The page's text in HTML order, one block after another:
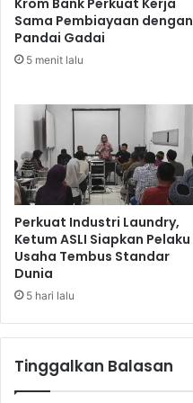
a
s
i
d
r
a
l
a
y
s
i
a
d
i
b
a
K
m
e
t
a
n
d
i
P
e
u
h
Sama Pembiayaan dengan
Pandai Gadai
5 menit lalu
Perkuat Industri Laundry,
Ketum ASLI Siapkan Pelaku
Usaha Tembus Standar
Dunia
5 hari lalu
Tinggalkan Balasan